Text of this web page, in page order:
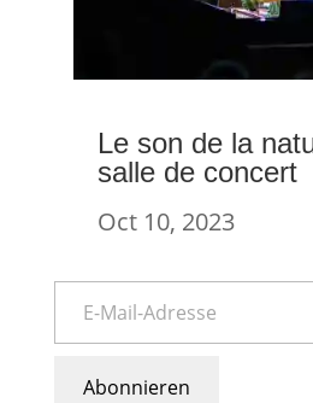
Le son de la
salle de concert
Oct 10, 2023
Abonnieren